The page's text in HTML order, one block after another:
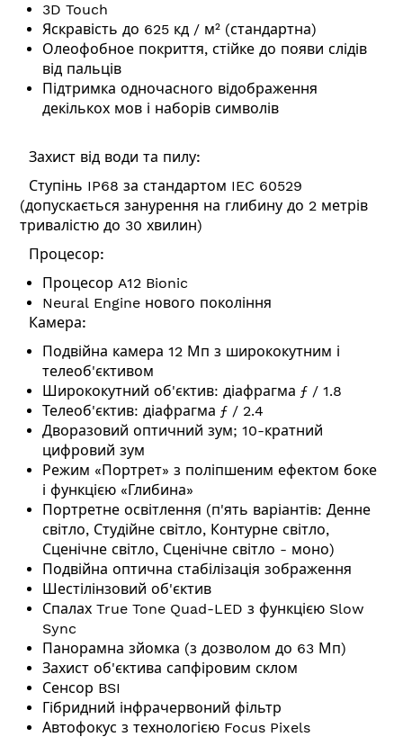
3D Touch
Яскравість до 625 кд / м² (стандартна)
Олеофобное покриття, стійке до появи слідів
від пальців
Підтримка одночасного відображення
декількох мов і наборів символів
Захист від води та пилу:
Ступінь IP68 за стандартом IEC 60529
(допускається занурення на глибину до 2 метрів
тривалістю до 30 хвилин)
Процесор:
Процесор A12 Bionic
Neural Engine нового покоління
Камера:
Подвійна камера 12 Мп з ширококутним і
телеоб'єктивом
Ширококутний об'єктив: діафрагма ƒ / 1.8
Телеоб'єктив: діафрагма ƒ / 2.4
Дворазовий оптичний зум; 10-кратний
цифровий зум
Режим «Портрет» з поліпшеним ефектом боке
і функцією «Глибина»
Портретне освітлення (п'ять варіантів: Денне
світло, Студійне світло, Контурне світло,
Сценічне світло, Сценічне світло - моно)
Подвійна оптична стабілізація зображення
Шестілінзовий об'єктив
Спалах True Tone Quad-LED з функцією Slow
Sync
Панорамна зйомка (з дозволом до 63 Мп)
Захист об'єктива сапфіровим склом
Сенсор BSI
Гібридний інфрачервоний фільтр
Автофокус з технологією Focus Pixels